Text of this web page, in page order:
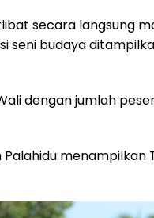
secara langsung
seni budaya
dengan jumlah
menampilkan